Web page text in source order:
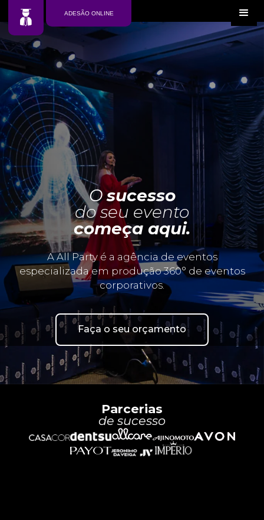
ADESÃO ONLINE
Osucesso
do seu evento
começa aqui.
A All Party é a agência de eventos
especializada em produção 360° de eventos
corporativos.
Faça o seu orçamento
Parcerias
de sucesso